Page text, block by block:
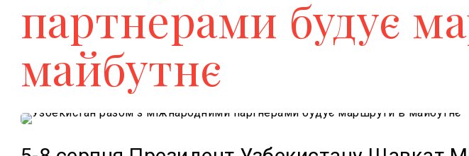
партнерами будує
майбутнє